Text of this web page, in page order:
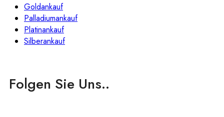
Goldankauf
Palladiumankauf
Platinankauf
Silberankauf
Folgen Sie Uns..